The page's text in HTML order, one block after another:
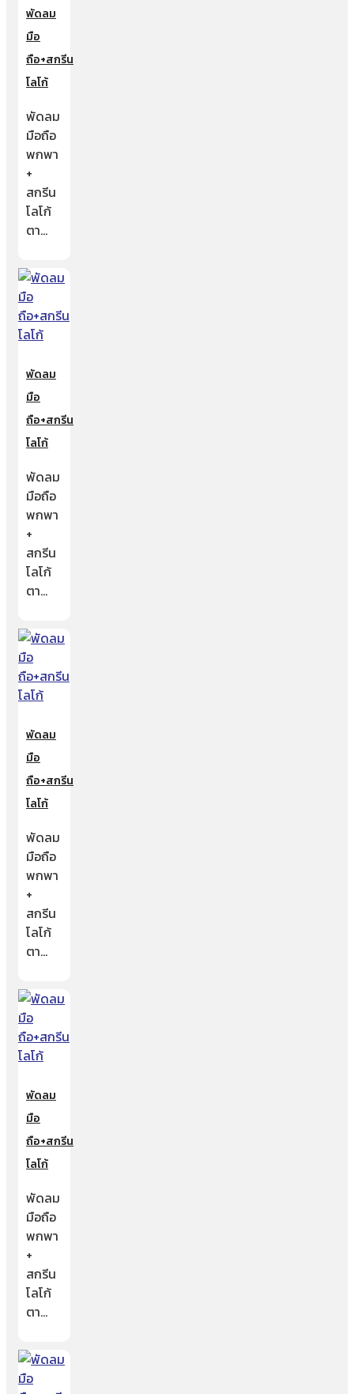
พัดลม
มือ
ถือ+สกรีน
โลโก้
พัดลม
มือถือ
พกพา
+
สกรีน
โลโก้
ตา…
พัดลม
มือ
ถือ+สกรีน
โลโก้
พัดลม
มือถือ
พกพา
+
สกรีน
โลโก้
ตา…
พัดลม
มือ
ถือ+สกรีน
โลโก้
พัดลม
มือถือ
พกพา
+
สกรีน
โลโก้
ตา…
พัดลม
มือ
ถือ+สกรีน
โลโก้
พัดลม
มือถือ
พกพา
+
สกรีน
โลโก้
ตา…